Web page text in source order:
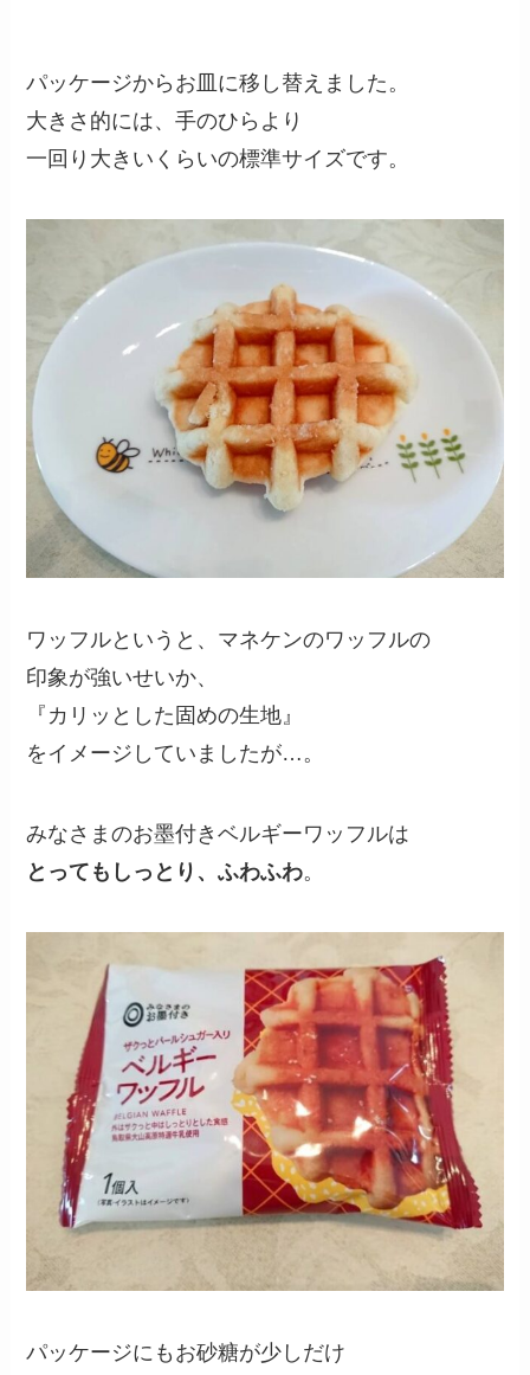
パッケージからお皿に移し替えました。
大きさ的には、手のひらより
一回り大きいくらいの標準サイズです。
ワッフルというと、マネケンのワッフルの
印象が強いせいか、
『カリッとした固めの生地』
をイメージしていましたが…。
みなさまのお墨付きベルギーワッフルは
とってもしっとり、ふわふわ。
パッケージにもお砂糖が少しだけ